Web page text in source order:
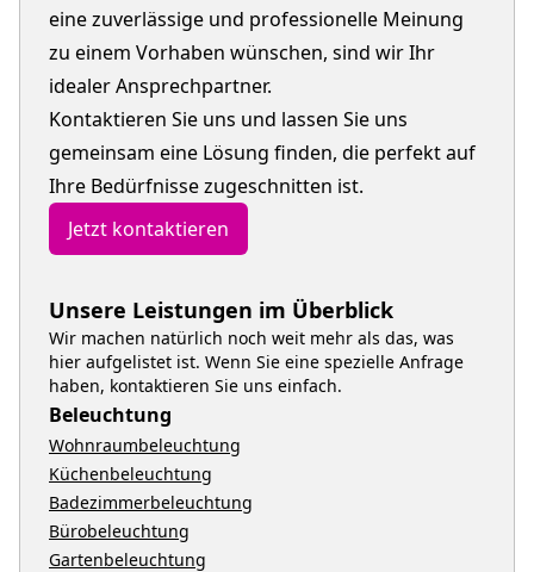
eine zuverlässige und professionelle Meinung
zu einem Vorhaben wünschen, sind wir Ihr
idealer Ansprechpartner.
Kontaktieren Sie uns und lassen Sie uns
gemeinsam eine Lösung finden, die perfekt auf
Ihre Bedürfnisse zugeschnitten ist.
Jetzt kontaktieren
Unsere Leistungen im Überblick
Wir machen natürlich noch weit mehr als das, was
hier aufgelistet ist. Wenn Sie eine spezielle Anfrage
haben, kontaktieren Sie uns einfach.
Beleuchtung
Wohnraumbeleuchtung
Küchenbeleuchtung
Badezimmerbeleuchtung
Bürobeleuchtung
Gartenbeleuchtung